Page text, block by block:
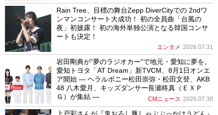
Rain Tree、目標の舞台Zepp DiverCityでの 2ndワ
ンマンコンサート大成功！ 初の全員曲「台風の
夜」初披露！ 初の海外単独公演となる韓国コンサ
ートも決定！
エンタメ 2026.07.31
岩田剛典が”夢のラジオカー”で地元・愛知に夢を。
愛知トヨタ「AT Dream」新TVCM、8月1日オンエ
ア開始 ― ヘラルボニー松田崇弥・松田文登、AKB
48 八木愛月、キッズダンサー長瀬柊真（ＥＸＰ
Ｇ）が集結 ―
CMニュース 2026.07.30
上戸彩さんが『鬼おろし豚しゃぶぶっかけうどん』